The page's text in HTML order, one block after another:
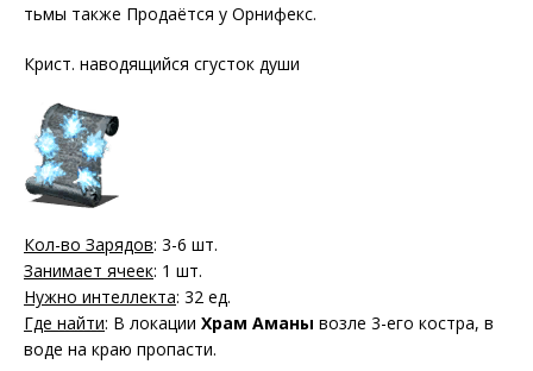
тьмы также Продаётся у Орнифекс.
Крист. наводящийся сгусток души
Кол-во Зарядов: 3-6 шт.
Занимает ячеек: 1 шт.
Нужно интеллекта: 32 ед.
Где найти: В локации Храм Аманы возле 3-его костра, в
воде на краю пропасти.